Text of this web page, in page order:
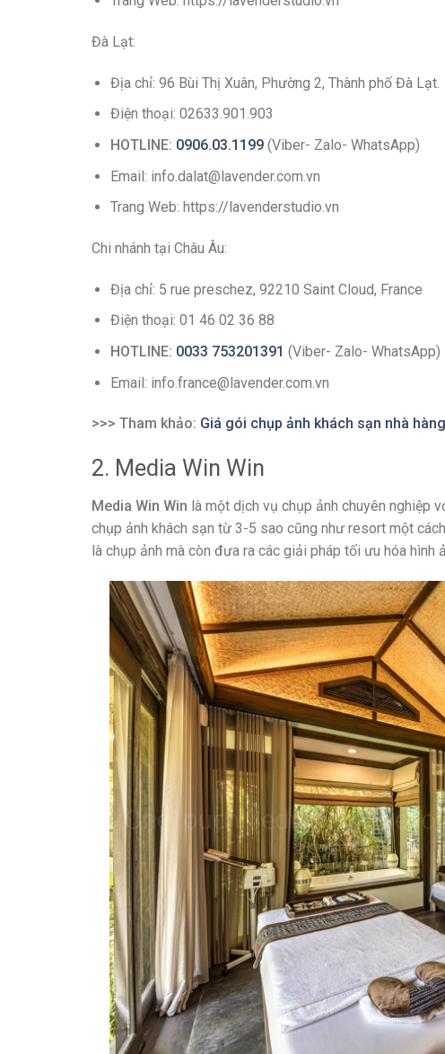
Đà Lạt:
Địa chỉ: 96 Bùi Thị Xuân, Phường 2, Thành phố Đà Lạt.
Điện thoại: 02633.901.903
HOTLINE: 0906.03.1199(Viber- Zalo- WhatsApp)
Email: info.dalat@lavender.com.vn
Trang Web: https://lavenderstudio.vn
Chi nhánh tại Châu Âu:
Địa chỉ: 5 rue preschez, 92210 Saint Cloud, France
Điện thoại: 01 46 02 36 88
HOTLINE: 0033 753201391 (Viber- Zalo- WhatsApp)
Email: info.france@lavender.com.vn
>>> Tham khảo: Giá gói chụp ảnh khách sạn nhà
2. Media Win Win
Media Win Win là một dịch vụ chụp ảnh chuyên nghiệp
chụp ảnh khách sạn từ 3-5 sao cũng như resort một
là chụp ảnh mà còn đưa ra các giải pháp tối ưu hóa hình